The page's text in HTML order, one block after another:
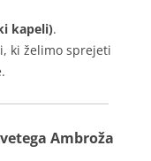
kapeli).
ki želimo sprejeti
Ambroža